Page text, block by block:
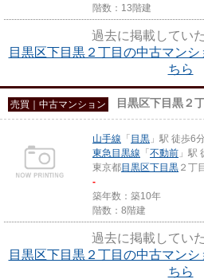
階数：13階建
過去に掲載してい
目黒区下目黒２丁目の中古マン
ちら
売買｜中古マンション 目黒区下目黒２
山手線 「目黒 」駅 徒歩6
東急目黒線 「不動前 」駅
東京都目黒区下目黒 ２丁
-
築年数：築10年
階数：8階建
過去に掲載してい
目黒区下目黒２丁目の中古マン
ちら